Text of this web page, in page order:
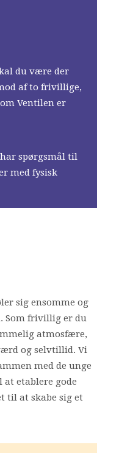
du være der
af to frivillige,
Ventilen er
spørgsmål til
med fysisk
sig ensomme og
Som frivillig er du
atmosfære,
og selvtillid. Vi
med de unge
etablere gode
til at skabe sig et